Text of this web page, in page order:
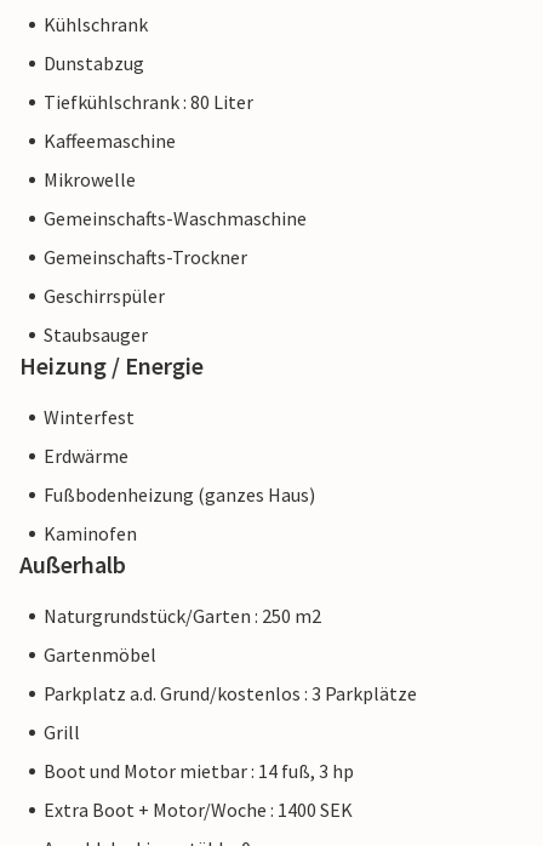
Kühlschrank
Dunstabzug
Tiefkühlschrank : 80 Liter
Kaffeemaschine
Mikrowelle
Gemeinschafts-Waschmaschine
Gemeinschafts-Trockner
Geschirrspüler
Staubsauger
Heizung / Energie
Winterfest
Erdwärme
Fußbodenheizung (ganzes Haus)
Kaminofen
Außerhalb
Naturgrundstück/Garten : 250 m2
Gartenmöbel
Parkplatz a.d. Grund/kostenlos : 3 Parkplätze
Grill
Boot und Motor mietbar : 14 fuß, 3 hp
Extra Boot + Motor/Woche : 1400 SEK